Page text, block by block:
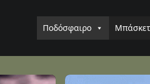
Ποδόσφαιρο Μπάσκετ